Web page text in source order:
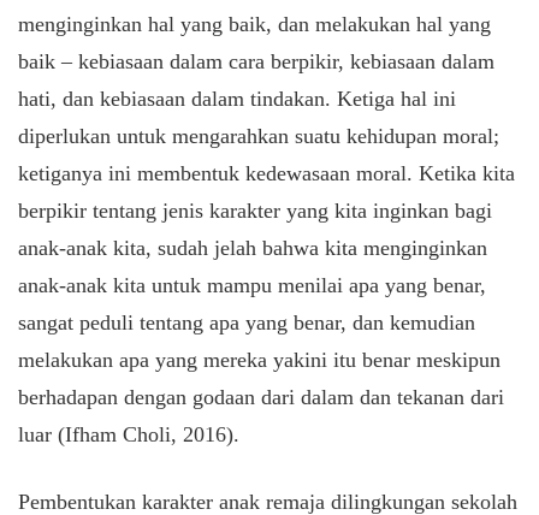
menginginkan hal yang baik, dan melakukan hal yang
baik – kebiasaan dalam cara berpikir, kebiasaan dalam
hati, dan kebiasaan dalam tindakan. Ketiga hal ini
diperlukan untuk mengarahkan suatu kehidupan moral;
ketiganya ini membentuk kedewasaan moral. Ketika kita
berpikir tentang jenis karakter yang kita inginkan bagi
anak-anak kita, sudah jelah bahwa kita menginginkan
anak-anak kita untuk mampu menilai apa yang benar,
sangat peduli tentang apa yang benar, dan kemudian
melakukan apa yang mereka yakini itu benar meskipun
berhadapan dengan godaan dari dalam dan tekanan dari
luar (Ifham Choli, 2016).
Pembentukan karakter anak remaja dilingkungan sekolah